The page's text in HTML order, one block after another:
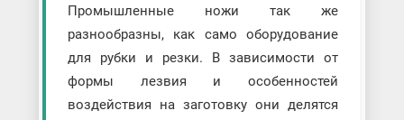
Промышленные ножи так же
разнообразны, как само оборудование
для рубки и резки. В зависимости от
формы лезвия и особенностей
воздействия на заготовку они делятся